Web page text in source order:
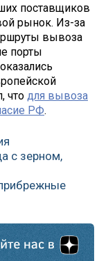
поставщиков
рынок. Из-за
вывоза
порты
что для вывоза
РФ.
с зерном,